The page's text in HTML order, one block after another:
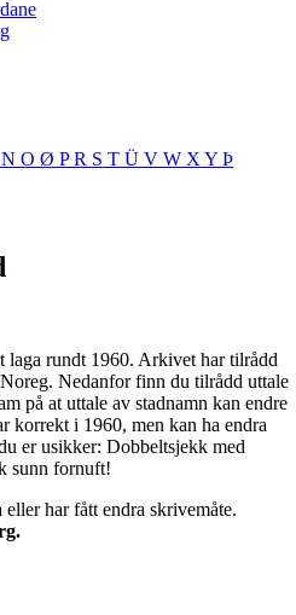
N O Ø PR S T Ü V W XY Þ
laga rundt 1960. Arkivet har tilrådd
Nedanfor finn du tilrådd uttale
på at uttale av stadnamn kan endre
korrekt i 1960, men kan ha endra
er usikker: Dobbeltsjekk med
sunn fornuft!
har fått endra skrivemåte.